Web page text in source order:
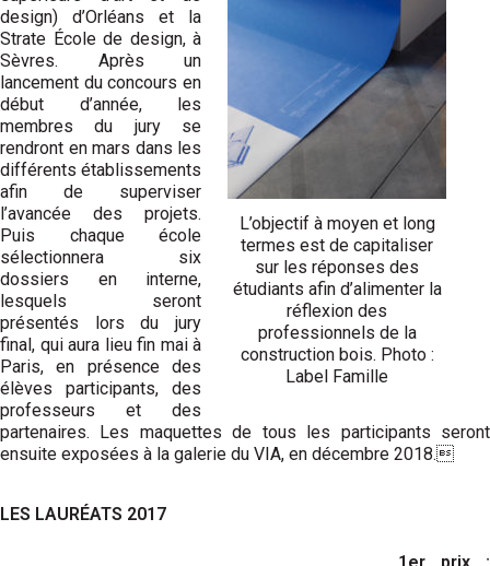
L’objectif à moyen et long
termes est de capitaliser
sur les réponses des
étudiants afin d’alimenter la
réflexion des
professionnels de la
construction bois. Photo :
Label Famille
design) d’Orléans et la
Strate École de design, à
Sèvres. Après un
lancement du concours en
début d’année, les
membres du jury se
rendront en mars dans les
différents établissements
afin de superviser
l’avancée des projets.
Puis chaque école
sélectionnera six
dossiers en interne,
lesquels seront
présentés lors du jury
final, qui aura lieu fin mai à
Paris, en présence des
élèves participants, des
professeurs et des
partenaires. Les maquettes de tous les participants seront
ensuite exposées à la galerie du VIA, en décembre 2018.
LES LAURÉATS 2017